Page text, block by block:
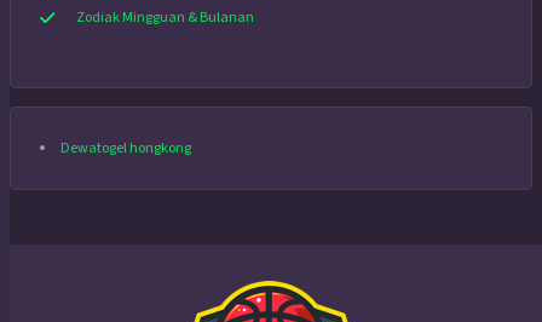
Zodiak Mingguan & Bulanan
Dewatogel hongkong